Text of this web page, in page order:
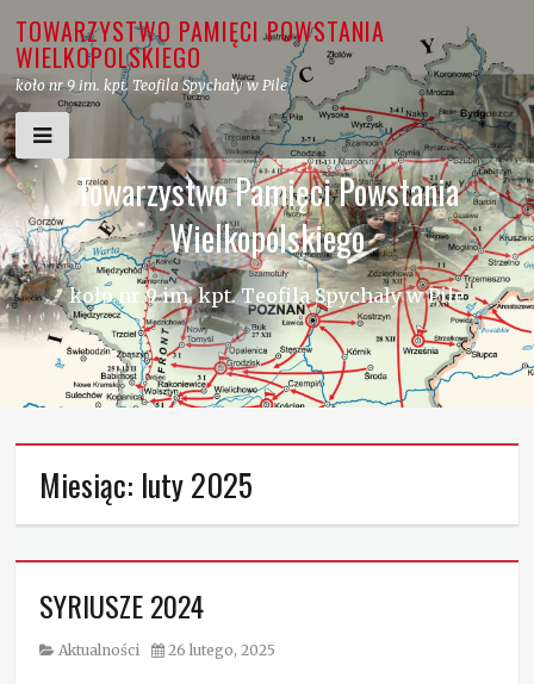
Skip
to
content
TOWARZYSTWO PAMIĘCI POWSTANIA
WIELKOPOLSKIEGO
koło nr 9 im. kpt. Teofila Spychały w Pile
Towarzystwo Pamięci Powstania
Wielkopolskiego
koło nr 9 im. kpt. Teofila Spychały w Pile
Miesiąc: luty 2025
SYRIUSZE 2024
Category
Aktualności
Posted
26 lutego, 2025